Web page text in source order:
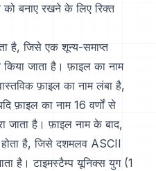
बनाए रखने के लिए रिक्त
है, जिसे एक शून्य-समाप्त
जाता है। फ़ाइल का नाम
फ़ाइल का नाम लंबा है,
फ़ाइल का नाम 16 वर्णों से
जाता है। फ़ाइल नाम के बाद,
है, जिसे दशमलव ASCII
है। टाइमस्टैम्प यूनिक्स युग (1